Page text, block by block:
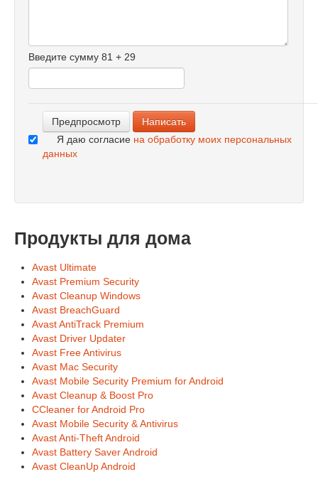
-
-
-
Введите сумму 81 + 29
Я даю согласие на обработку моих персональных
данных
Продукты для дома
Avast Ultimate
Avast Premium Security
Avast Cleanup Windows
Avast BreachGuard
Avast AntiTrack Premium
Avast Driver Updater
Avast Free Antivirus
Avast Mac Security
Avast Mobile Security Premium for Android
Avast Cleanup & Boost Pro
CCleaner for Android Pro
Avast Mobile Security & Antivirus
Avast Anti-Theft Android
Avast Battery Saver Android
Avast CleanUp Android